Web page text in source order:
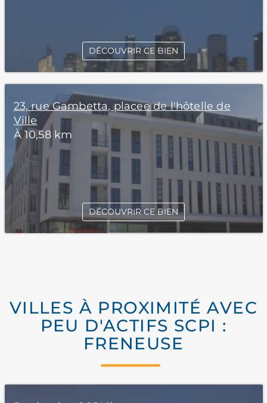
DÉCOUVRIR CE BIEN
23, rue Gambetta, placee de l'hôtelle de
Ville
À 10,58 km
DÉCOUVRIR CE BIEN
VILLES À PROXIMITÉ AVEC
PEU D'ACTIFS SCPI :
FRENEUSE